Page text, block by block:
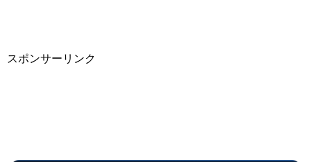
スポンサーリンク